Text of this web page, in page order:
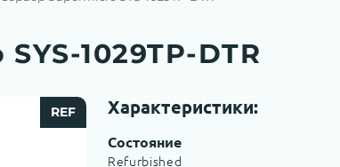
1029TP-DTR
REF Характеристики:
Состояние
Refurbished